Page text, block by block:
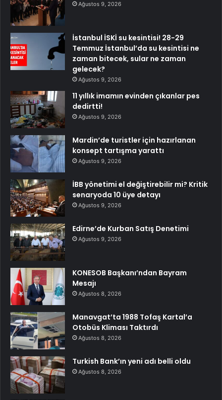
Ağustos 9, 2026
İstanbul İSKİ su kesintisi! 28-29
Temmuz İstanbul’da su kesintisi ne
zaman bitecek, sular ne zaman
gelecek?
Ağustos 9, 2026
11 yıllık imamın evinden çıkanlar pes
dedirtti!
Ağustos 9, 2026
Mardin’de turistler için hazırlanan
konsept tartışma yarattı
Ağustos 9, 2026
İBB yönetimi el değiştirebilir mi? Kritik
senaryoda 10 üye detayı
Ağustos 9, 2026
Edirne’de Kurban Satış Denetimi
Ağustos 9, 2026
KONESOB Başkanı’ndan Bayram
Mesajı
Ağustos 8, 2026
Manavgat’ta 1988 Tofaş Kartal’a
Otobüs Kliması Taktırdı
Ağustos 8, 2026
Turkish Bank’ın yeni adı belli oldu
Ağustos 8, 2026